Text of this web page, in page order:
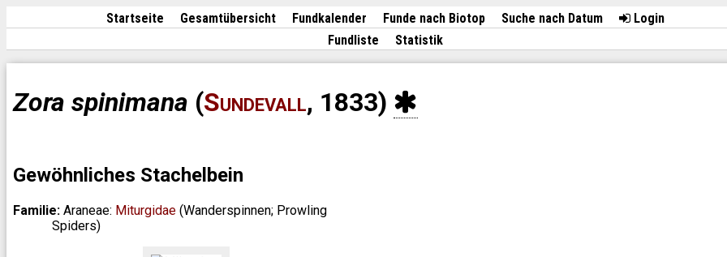
Startseite Gesamtübersicht Fundkalender Funde nach Biotop Suche nach Datum
Login
Fundliste
Statistik
Zora spinimana (Sundevall, 1833)
Gewöhnliches Stachelbein
Familie: Araneae: Miturgidae (Wanderspinnen; Prowling
Spiders)